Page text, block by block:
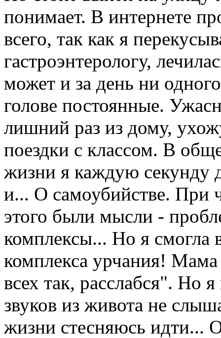
понимает. В интернете
всего, так как я
гастроэнтерологу,
может и за день ни
голове постоянные.
лишний раз из дому,
поездки с классом. В
жизни я каждую секунду
и... О самоубийстве. При
этого были мысли -
комплексы... Но я смогла
комплекса урчания!
всех так, расслабся". Но
звуков из живота не
жизни стесняюсь идти...